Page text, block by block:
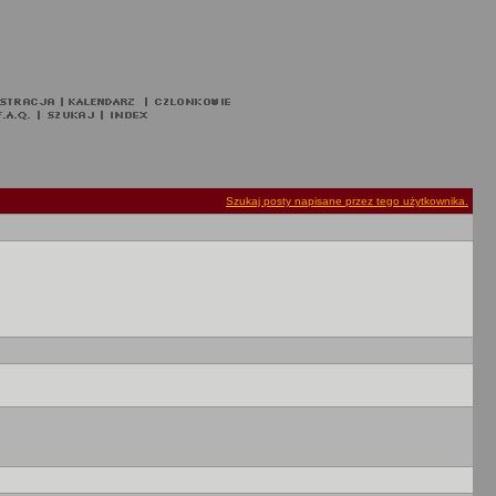
Szukaj posty napisane przez tego użytkownika.